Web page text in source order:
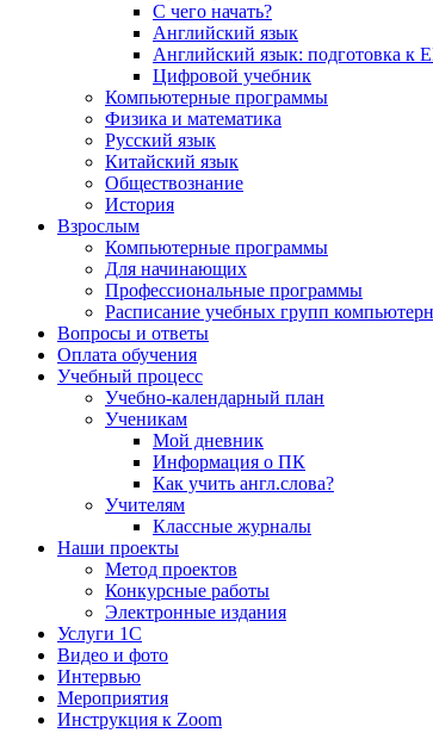
С чего начать?
Английский язык
Английский язык: подготовка к
Цифровой учебник
Компьютерные программы
Физика и математика
Русский язык
Китайский язык
Обществознание
История
Взрослым
Компьютерные программы
Для начинающих
Профессиональные программы
Расписание учебных групп
Вопросы и ответы
Оплата обучения
Учебный процесс
Учебно-календарный план
Ученикам
Мой дневник
Информация о ПК
Как учить англ.слова?
Учителям
Классные журналы
Наши проекты
Метод проектов
Конкурсные работы
Электронные издания
Услуги 1C
Видео и фото
Интервью
Мероприятия
Инструкция к Zoom